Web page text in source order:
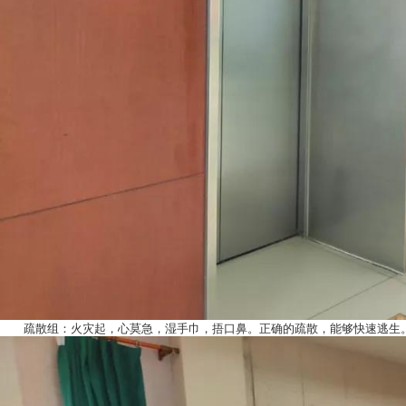
疏散组：火灾起，心莫急，湿手巾，捂口鼻。正确的疏散，能够快速逃生